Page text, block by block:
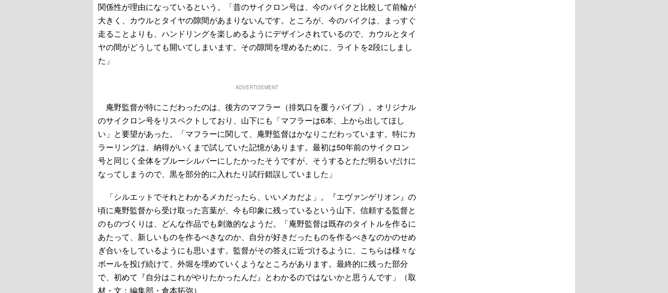
関係性が理由になっているという。「昔のサイクロン号は、今のバイクと比較して前輪が
大きく、カウルとタイヤの隙間があまりないんです。ところが、今のバイクは、まっすぐ
走ることよりも、ハンドリングを楽しめるようにデザインされているので、カウルとタイ
ヤの間がどうしても開いてしまいます。その隙間を埋めるために、ライトを2段にしまし
た」
ADVERTISEMENT
庵野監督が特にこだわったのは、後方のマフラー（排気口を覆うパイプ）。オリジナル
のサイクロン号をリスペクトしており、山下にも「マフラーは6本、上から出してほし
い」と要望があった。「マフラーに関して、庵野監督はかなりこだわっています。特にカ
ラーリングは、納得がいくまで試していた記憶があります。最初は50年前のサイクロン
号と同じく全体をブルーシルバーにしたかったそうですが、そうするとただ明るいだけに
なってしまうので、黒を部分的に入れたり試行錯誤していました」
「シルエットでそれとわかるメカだったら、いいメカだよ」。『エヴァンゲリオン』の
頃に庵野監督から受け取った言葉が、今も印象に残っているという山下。信頼する監督と
のものづくりは、どんな作品でも刺激的なようだ。「庵野監督は既存のタイトルを作るに
あたって、新しいものを作るべきなのか、自分が好きだったものを作るべきなのかのせめ
ぎ合いをしているようにも思います。監督がその答えに近づけるように、こちらは様々な
ボールを投げ続けて、外堀を埋めていくようなところがあります。最終的に残った部分
で、初めて『自分はこれがやりたかったんだ』とわかるのではないかと思うんです」（取
材・文：編集部・倉本拓弥）